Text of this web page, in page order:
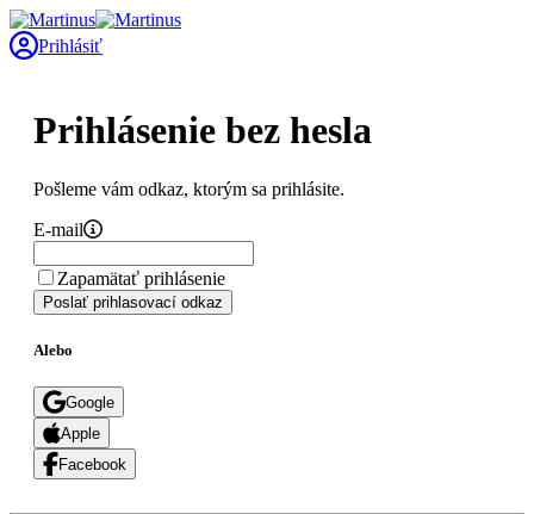
Prihlásiť
Prihlásenie bez hesla
Pošleme vám odkaz, ktorým sa prihlásite.
E-mail
Zapamätať prihlásenie
Poslať prihlasovací odkaz
Alebo
Google
Apple
Facebook